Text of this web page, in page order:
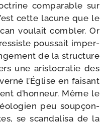
com­pa­rable sur
cette lacune que le
vou­lait com­bler. Or
pous­sait imper­
de la struc­ture
une aris­to­cra­tie des
l’Église en fai­sant
d’honneur. Même le
peu soup­çon­
se scan­da­li­sa de la